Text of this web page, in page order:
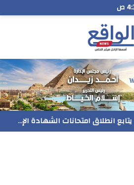
رسميا..فيلم المنير ينافس في مهرجان Follow Your Heart بنيويورك